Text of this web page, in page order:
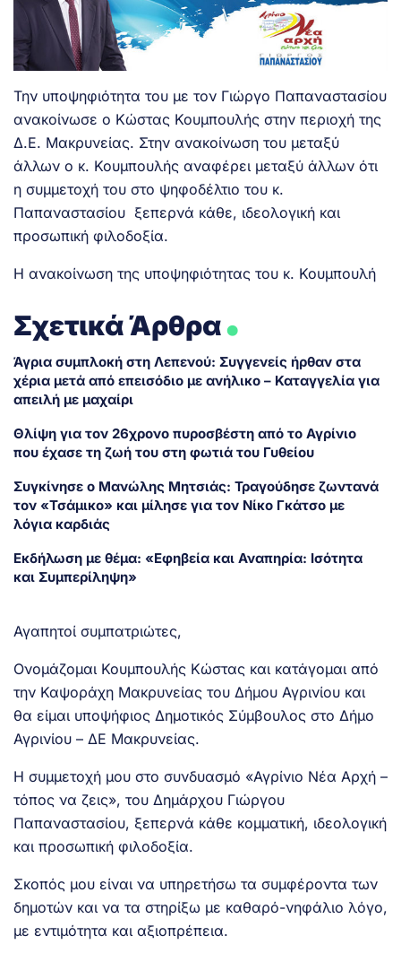
Την υποψηφιότητα του με τον Γιώργο Παπαναστασίου
ανακοίνωσε ο Κώστας Κουμπουλής στην περιοχή της
Δ.Ε. Μακρυνείας. Στην ανακοίνωση του μεταξύ
άλλων ο κ. Κουμπουλής αναφέρει μεταξύ άλλων ότι
η συμμετοχή του στο ψηφοδέλτιο του κ.
Παπαναστασίου ξεπερνά κάθε, ιδεολογική και
προσωπική φιλοδοξία.
Η ανακοίνωση της υποψηφιότητας του κ. Κουμπουλή
Σχετικά Άρθρα.
Άγρια συμπλοκή στη Λεπενού: Συγγενείς ήρθαν στα
χέρια μετά από επεισόδιο με ανήλικο – Καταγγελία για
απειλή με μαχαίρι
Θλίψη για τον 26χρονο πυροσβέστη από το Αγρίνιο
που έχασε τη ζωή του στη φωτιά του Γυθείου
Συγκίνησε ο Μανώλης Μητσιάς: Τραγούδησε ζωντανά
τον «Τσάμικο» και μίλησε για τον Νίκο Γκάτσο με
λόγια καρδιάς
Εκδήλωση με θέμα: «Εφηβεία και Αναπηρία: Ισότητα
και Συμπερίληψη»
Αγαπητοί συμπατριώτες,
Ονομάζομαι Κουμπουλής Κώστας και κατάγομαι από
την Καψοράχη Μακρυνείας του Δήμου Αγρινίου και
θα είμαι υποψήφιος Δημοτικός Σύμβουλος στο Δήμο
Αγρινίου – ΔΕ Μακρυνείας.
Η συμμετοχή μου στο συνδυασμό «Αγρίνιο Νέα Αρχή –
τόπος να ζεις», του Δημάρχου Γιώργου
Παπαναστασίου, ξεπερνά κάθε κομματική, ιδεολογική
και προσωπική φιλοδοξία.
Σκοπός μου είναι να υπηρετήσω τα συμφέροντα των
δημοτών και να τα στηρίξω με καθαρό-νηφάλιο λόγο,
με εντιμότητα και αξιοπρέπεια.